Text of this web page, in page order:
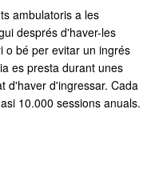
ambulatoris a les
després d'haver-les
o bé per evitar un ingrés
es presta durant unes
d'haver d'ingressar. Cada
10.000 sessions anuals.